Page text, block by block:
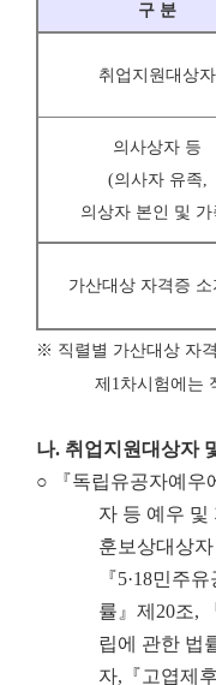
구 분
취업지원대상자
의사상자 등
(의사자 유족,
의상자 본인 및 가
가산대상 자격증 소
※ 직렬별 가산대상 자
제 1 차시험에는
나. 취업지원대상자
○ 『독립유공자예우
자 등 예우 및
훈보상대상
『5·18민주
률』제20조,
립에 관한 법
자,『고엽제